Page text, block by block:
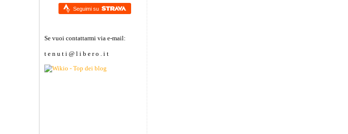
Seguimi su
Se vuoi contattarmi via e-mail:
t e n u t i @ l i b e r o . i t